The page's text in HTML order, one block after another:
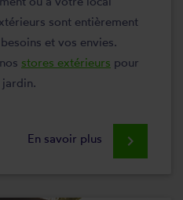
sont entièrement
et vos envies.
stores extérieurs pour
En savoir plus keyboard_arrow_right